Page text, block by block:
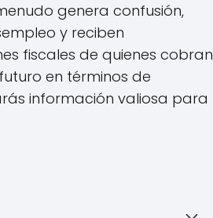
genera confusión,
y reciben
fiscales de quienes cobran
en términos de
información valiosa para